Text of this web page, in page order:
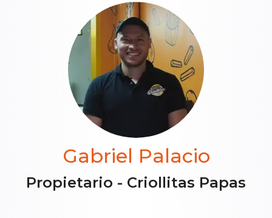
Gabriel Palacio
Propietario - Criollitas Papas